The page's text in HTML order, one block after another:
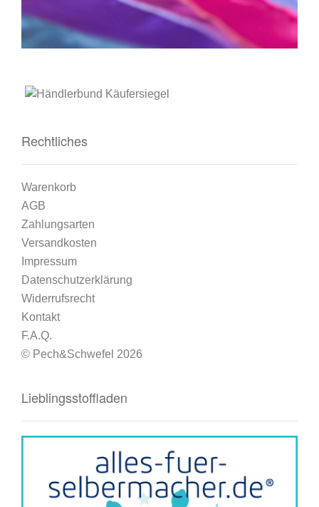
Rechtliches
Warenkorb
AGB
Zahlungsarten
Versandkosten
Impressum
Datenschutzerklärung
Widerrufsrecht
Kontakt
F.A.Q.
© Pech&Schwefel 2026
Lieblingsstoffladen